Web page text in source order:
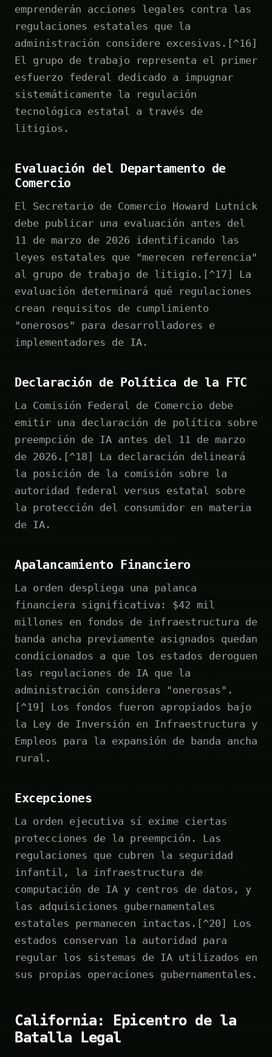
emprenderán acciones legales contra las
regulaciones estatales que la
administración considere excesivas.[^16]
El grupo de trabajo representa el primer
esfuerzo federal dedicado a impugnar
sistemáticamente la regulación
tecnológica estatal a través de
litigios.
Evaluación del Departamento de
Comercio
El Secretario de Comercio Howard Lutnick
debe publicar una evaluación antes del
11 de marzo de 2026 identificando las
leyes estatales que "merecen referencia"
al grupo de trabajo de litigio.[^17] La
evaluación determinará qué regulaciones
crean requisitos de cumplimiento
"onerosos" para desarrolladores e
implementadores de IA.
Declaración de Política de la FTC
La Comisión Federal de Comercio debe
emitir una declaración de política sobre
preempción de IA antes del 11 de marzo
de 2026.[^18] La declaración delineará
la posición de la comisión sobre la
autoridad federal versus estatal sobre
la protección del consumidor en materia
de IA.
Apalancamiento Financiero
La orden despliega una palanca
financiera significativa: $42 mil
millones en fondos de infraestructura de
banda ancha previamente asignados quedan
condicionados a que los estados deroguen
las regulaciones de IA que la
administración considera "onerosas".
[^19] Los fondos fueron apropiados bajo
la Ley de Inversión en Infraestructura y
Empleos para la expansión de banda ancha
rural.
Excepciones
La orden ejecutiva sí exime ciertas
protecciones de la preempción. Las
regulaciones que cubren la seguridad
infantil, la infraestructura de
computación de IA y centros de datos, y
las adquisiciones gubernamentales
estatales permanecen intactas.[^20] Los
estados conservan la autoridad para
regular los sistemas de IA utilizados en
sus propias operaciones gubernamentales.
California: Epicentro de la
Batalla Legal